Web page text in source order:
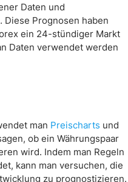
Daten und
Diese Prognosen haben
ein 24-stündiger Markt
Daten verwendet werden
man Preischarts und
ob ein Währungspaar
wird. Indem man Regeln
kann man versuchen, die
zu prognostizieren.